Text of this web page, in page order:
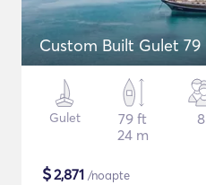
Custom Built Gulet 79
Gulet
79 ft
24 m
8
$2,871 /noapte